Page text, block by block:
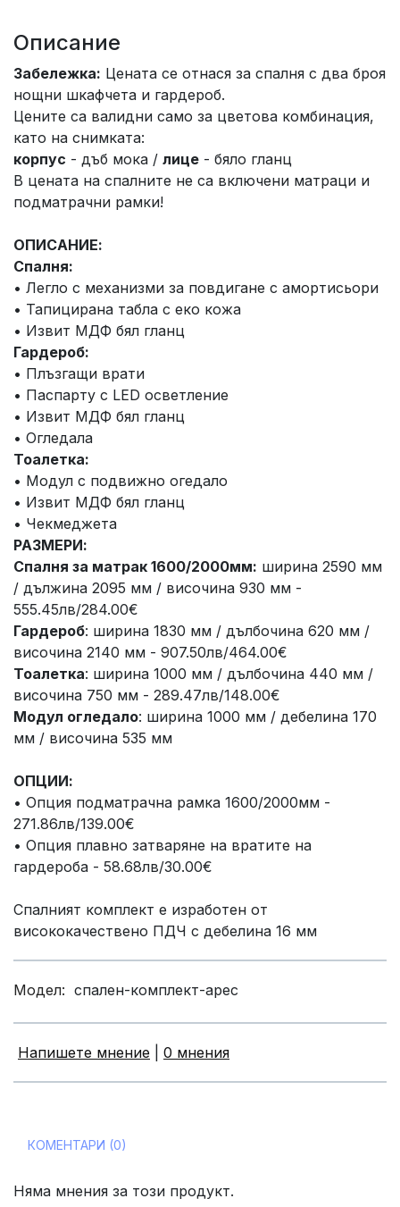
Описание
Забележка: Цената се отнася за спалня с два броя
нощни шкафчета и гардероб.
Цените са валидни само за цветова комбинация,
като на снимката:
корпус - дъб мока / лице - бяло гланц
В цената на спалните не са включени матраци и
подматрачни рамки!
ОПИСАНИЕ:
Спалня:
• Легло с механизми за повдигане с амортисьори
• Тапицирана табла с еко кожа
• Извит МДФ бял гланц
Гардероб:
• Плъзгащи врати
• Паспарту с LED осветление
• Извит МДФ бял гланц
• Огледала
Тоалетка:
• Модул с подвижно огедало
• Извит МДФ бял гланц
• Чекмеджета
РАЗМЕРИ:
Спалня за матрак 1600/2000мм: ширина 2590 мм
/ дължина 2095 мм / височина 930 мм -
555.45лв/284.00€
Гардероб: ширина 1830 мм / дълбочина 620 мм /
височина 2140 мм - 907.50лв/464.00€
Тоалетка: ширина 1000 мм / дълбочина 440 мм /
височина 750 мм - 289.47лв/148.00€
Модул огледало: ширина 1000 мм / дебелина 170
мм / височина 535 мм
ОПЦИИ:
• Опция подматрачна рамка 1600/2000мм -
271.86лв/139.00€
• Опция плавно затваряне на вратите на
гардероба - 58.68лв/30.00€
Спалният комплект е изработен от
висококачествено ПДЧ с дебелина 16 мм
Модел: спален-комплект-арес
Напишете мнение 0 мнения
КОМЕНТАРИ (0)
Няма мнения за този продукт.